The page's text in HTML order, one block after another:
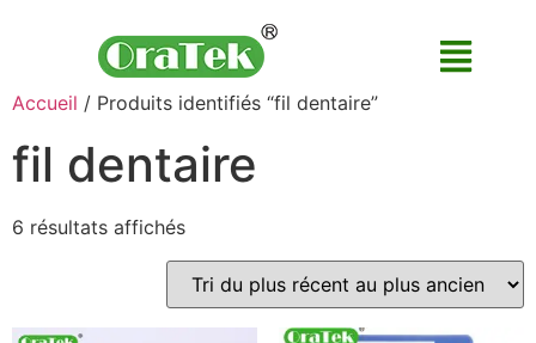
Accueil / Produits identifiés “fil dentaire”
fil dentaire
6 résultats affichés